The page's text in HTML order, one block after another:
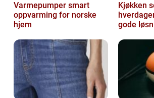
Varmepumper smart
oppvarming for norske
hjem
Kjøkken
hverdagen slik
gode